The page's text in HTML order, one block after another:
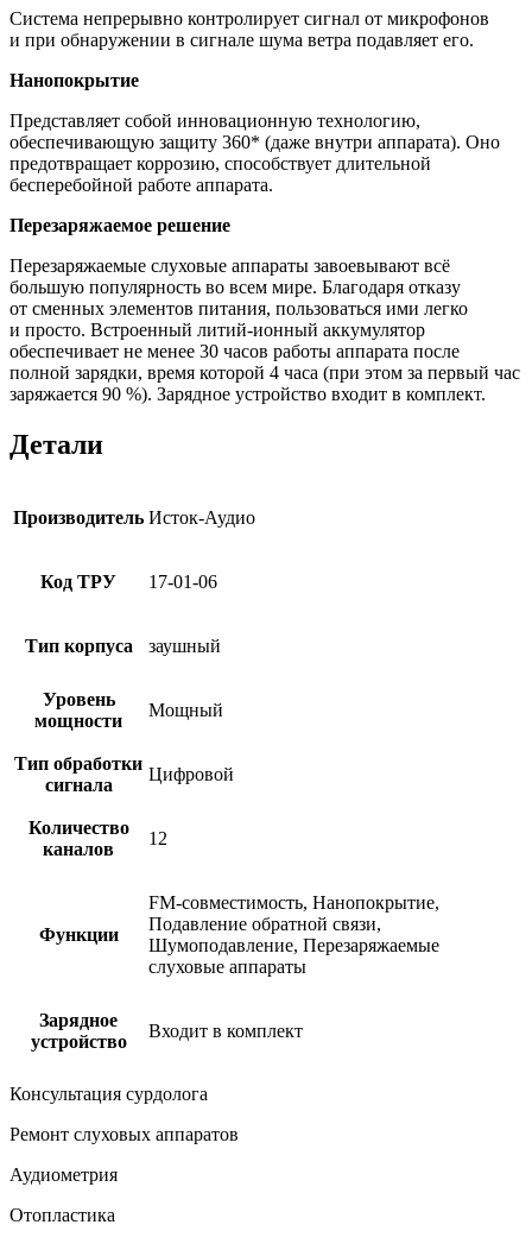
Система непрерывно контролирует сигнал от микрофонов
и при обнаружении в сигнале шума ветра подавляет его.
Нанопокрытие
Представляет собой инновационную технологию,
обеспечивающую защиту 360* (даже внутри аппарата). Оно
предотвращает коррозию, способствует длительной
бесперебойной работе аппарата.
Перезаряжаемое решение
Перезаряжаемые слуховые аппараты завоевывают всё
большую популярность во всем мире. Благодаря отказу
от сменных элементов питания, пользоваться ими легко
и просто. Встроенный литий-ионный аккумулятор
обеспечивает не менее 30 часов работы аппарата после
полной зарядки, время которой 4 часа (при этом за первый час
заряжается 90 %). Зарядное устройство входит в комплект.
Детали
Производитель Исток-Аудио
Код ТРУ 17-01-06
Тип корпуса заушный
Уровень
мощности
Мощный
Тип обработки
сигнала
Цифровой
Количество
каналов
12
Функции
FM-совместимость, Нанопокрытие,
Подавление обратной связи,
Шумоподавление, Перезаряжаемые
слуховые аппараты
Зарядное
устройство
Входит в комплект
Консультация сурдолога
Ремонт слуховых аппаратов
Аудиометрия
Отопластика